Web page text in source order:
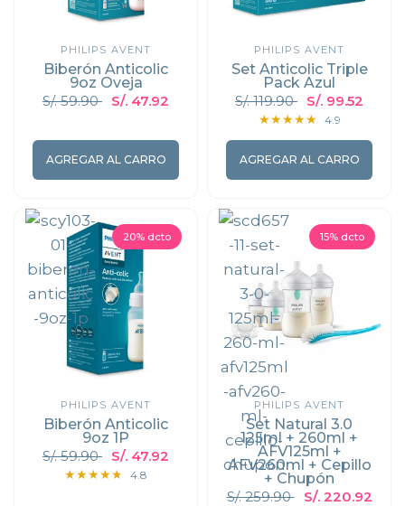
PHILIPS AVENT
Biberón Anticolic
9oz Oveja
S/. 59.90 S/. 47.92
AGREGAR AL CARRO
PHILIPS AVENT
Set Anticolic Triple
Pack Azul
S/. 119.90 S/. 99.52
4.9
AGREGAR AL CARRO
20% dcto
PHILIPS AVENT
Biberón Anticolic
9oz 1P
S/. 59.90 S/. 47.92
4.8
15% dcto
PHILIPS AVENT
Set Natural 3.0
125ml + 260ml +
AFV125ml +
AFV260ml + Cepillo
+ Chupón
S/. 259.90
S/. 220.92